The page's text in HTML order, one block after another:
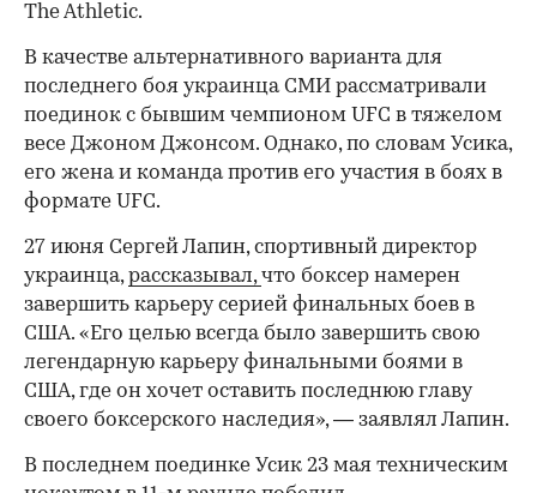
The Athletic.
В качестве альтернативного варианта для
последнего боя украинца СМИ рассматривали
поединок с бывшим чемпионом UFC в тяжелом
весе Джоном Джонсом. Однако, по словам Усика,
его жена и команда против его участия в боях в
формате UFC.
27 июня Сергей Лапин, спортивный директор
украинца,рассказывал,что боксер намерен
завершить карьеру серией финальных боев в
США. «Его целью всегда было завершить свою
легендарную карьеру финальными боями в
США, где он хочет оставить последнюю главу
своего боксерского наследия», — заявлял Лапин.
В последнем поединке Усик 23 мая техническим